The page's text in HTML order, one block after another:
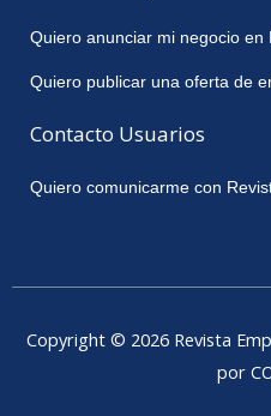
Quiero anunciar mi negocio en
Quiero publicar una oferta de
Contacto Usuarios
Quiero comunicarme con
Copyright © 2026 Revista
por